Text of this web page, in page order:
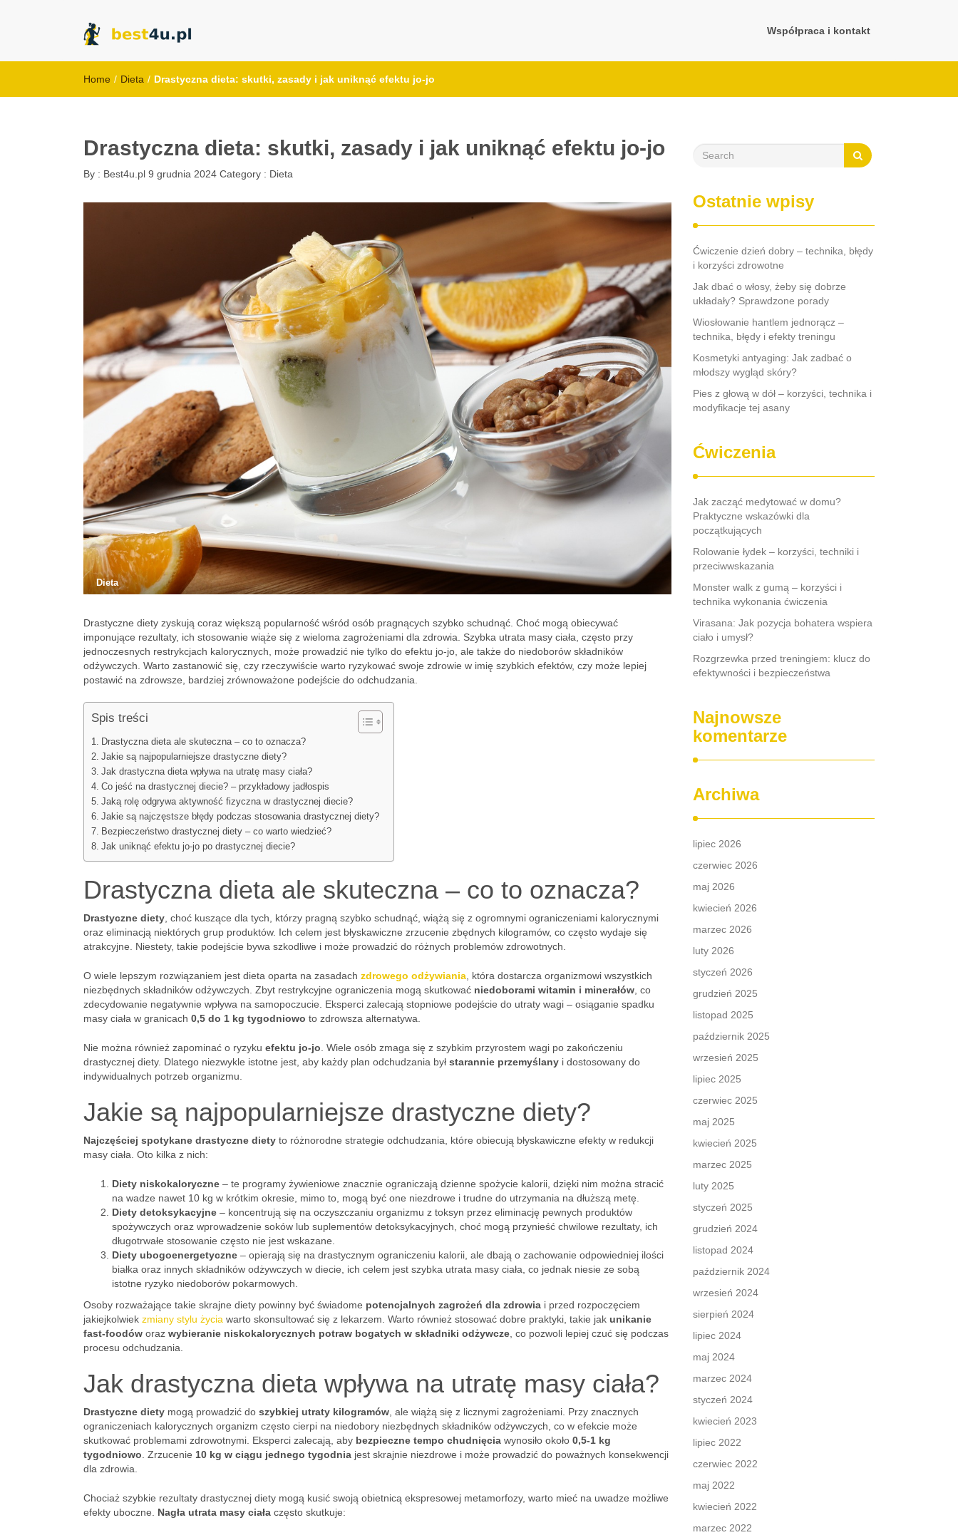
Współpraca i kontakt
Home / Dieta / Drastyczna dieta: skutki, zasady i jak uniknąć efektu jo-jo
Drastyczna dieta: skutki, zasady i jak uniknąć efektu jo-jo
By : Best4u.pl 9 grudnia 2024 Category : Dieta
Dieta
Drastyczne diety zyskują coraz większą popularność wśród osób pragnących szybko schudnąć. Choć mogą obiecywać
imponujące rezultaty, ich stosowanie wiąże się z wieloma zagrożeniami dla zdrowia. Szybka utrata masy ciała, często przy
jednoczesnych restrykcjach kalorycznych, może prowadzić nie tylko do efektu jo-jo, ale także do niedoborów składników
odżywczych. Warto zastanowić się, czy rzeczywiście warto ryzykować swoje zdrowie w imię szybkich efektów, czy może lepiej
postawić na zdrowsze, bardziej zrównoważone podejście do odchudzania.
Spis treści
Drastyczna dieta ale skuteczna – co to oznacza?
Jakie są najpopularniejsze drastyczne diety?
Jak drastyczna dieta wpływa na utratę masy ciała?
Co jeść na drastycznej diecie? – przykładowy jadłospis
Jaką rolę odgrywa aktywność fizyczna w drastycznej diecie?
Jakie są najczęstsze błędy podczas stosowania drastycznej diety?
Bezpieczeństwo drastycznej diety – co warto wiedzieć?
Jak uniknąć efektu jo-jo po drastycznej diecie?
Drastyczna dieta ale skuteczna – co to oznacza?
Drastyczne diety , choć kuszące dla tych, którzy pragną szybko schudnąć, wiążą się z ogromnymi ograniczeniami kalorycznymi
oraz eliminacją niektórych grup produktów. Ich celem jest błyskawiczne zrzucenie zbędnych kilogramów, co często wydaje się
atrakcyjne. Niestety, takie podejście bywa szkodliwe i może prowadzić do różnych problemów zdrowotnych.
O wiele lepszym rozwiązaniem jest dieta oparta na zasadach zdrowego odżywiania , która dostarcza organizmowi wszystkich
niezbędnych składników odżywczych. Zbyt restrykcyjne ograniczenia mogą skutkować niedoborami witamin i minerałów , co
zdecydowanie negatywnie wpływa na samopoczucie. Eksperci zalecają stopniowe podejście do utraty wagi – osiąganie spadku
masy ciała w granicach 0,5 do 1 kg tygodniowo to zdrowsza alternatywa.
Nie można również zapominać o ryzyku efektu jo-jo . Wiele osób zmaga się z szybkim przyrostem wagi po zakończeniu
drastycznej diety. Dlatego niezwykle istotne jest, aby każdy plan odchudzania był starannie przemyślany i dostosowany do
indywidualnych potrzeb organizmu.
Jakie są najpopularniejsze drastyczne diety?
Najczęściej spotykane drastyczne diety to różnorodne strategie odchudzania, które obiecują błyskawiczne efekty w redukcji
masy ciała. Oto kilka z nich:
Diety niskokaloryczne – te programy żywieniowe znacznie ograniczają dzienne spożycie kalorii, dzięki nim można stracić
na wadze nawet 10 kg w krótkim okresie, mimo to, mogą być one niezdrowe i trudne do utrzymania na dłuższą metę.
Diety detoksykacyjne – koncentrują się na oczyszczaniu organizmu z toksyn przez eliminację pewnych produktów
spożywczych oraz wprowadzenie soków lub suplementów detoksykacyjnych, choć mogą przynieść chwilowe rezultaty, ich
długotrwałe stosowanie często nie jest wskazane.
Diety ubogoenergetyczne – opierają się na drastycznym ograniczeniu kalorii, ale dbają o zachowanie odpowiedniej ilości
białka oraz innych składników odżywczych w diecie, ich celem jest szybka utrata masy ciała, co jednak niesie ze sobą
istotne ryzyko niedoborów pokarmowych.
Osoby rozważające takie skrajne diety powinny być świadome potencjalnych zagrożeń dla zdrowia i przed rozpoczęciem
jakiejkolwiek zmiany stylu życia warto skonsultować się z lekarzem. Warto również stosować dobre praktyki, takie jak unikanie
fast-foodów oraz wybieranie niskokalorycznych potraw bogatych w składniki odżywcze , co pozwoli lepiej czuć się podczas
procesu odchudzania.
Jak drastyczna dieta wpływa na utratę masy ciała?
Drastyczne diety mogą prowadzić do szybkiej utraty kilogramów , ale wiążą się z licznymi zagrożeniami. Przy znacznych
ograniczeniach kalorycznych organizm często cierpi na niedobory niezbędnych składników odżywczych, co w efekcie może
skutkować problemami zdrowotnymi. Eksperci zalecają, aby bezpieczne tempo chudnięcia wynosiło około 0,5-1 kg
tygodniowo . Zrzucenie 10 kg w ciągu jednego tygodnia jest skrajnie niezdrowe i może prowadzić do poważnych konsekwencji
dla zdrowia.
Chociaż szybkie rezultaty drastycznej diety mogą kusić swoją obietnicą ekspresowej metamorfozy, warto mieć na uwadze możliwe
efekty uboczne. Nagła utrata masy ciała często skutkuje:
Ostatnie wpisy
Ćwiczenie dzień dobry – technika, błędy
i korzyści zdrowotne
Jak dbać o włosy, żeby się dobrze
układały? Sprawdzone porady
Wiosłowanie hantlem jednorącz –
technika, błędy i efekty treningu
Kosmetyki antyaging: Jak zadbać o
młodszy wygląd skóry?
Pies z głową w dół – korzyści, technika i
modyfikacje tej asany
Ćwiczenia
Jak zacząć medytować w domu?
Praktyczne wskazówki dla
początkujących
Rolowanie łydek – korzyści, techniki i
przeciwwskazania
Monster walk z gumą – korzyści i
technika wykonania ćwiczenia
Virasana: Jak pozycja bohatera wspiera
ciało i umysł?
Rozgrzewka przed treningiem: klucz do
efektywności i bezpieczeństwa
Najnowsze
komentarze
Archiwa
lipiec 2026
czerwiec 2026
maj 2026
kwiecień 2026
marzec 2026
luty 2026
styczeń 2026
grudzień 2025
listopad 2025
październik 2025
wrzesień 2025
lipiec 2025
czerwiec 2025
maj 2025
kwiecień 2025
marzec 2025
luty 2025
styczeń 2025
grudzień 2024
listopad 2024
październik 2024
wrzesień 2024
sierpień 2024
lipiec 2024
maj 2024
marzec 2024
styczeń 2024
kwiecień 2023
lipiec 2022
czerwiec 2022
maj 2022
kwiecień 2022
marzec 2022